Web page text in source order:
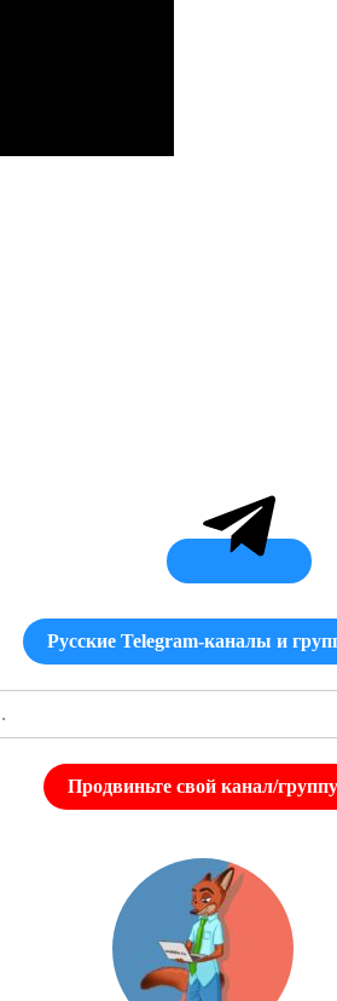
Русские Telegram-каналы и
Продвиньте свой канал/группу